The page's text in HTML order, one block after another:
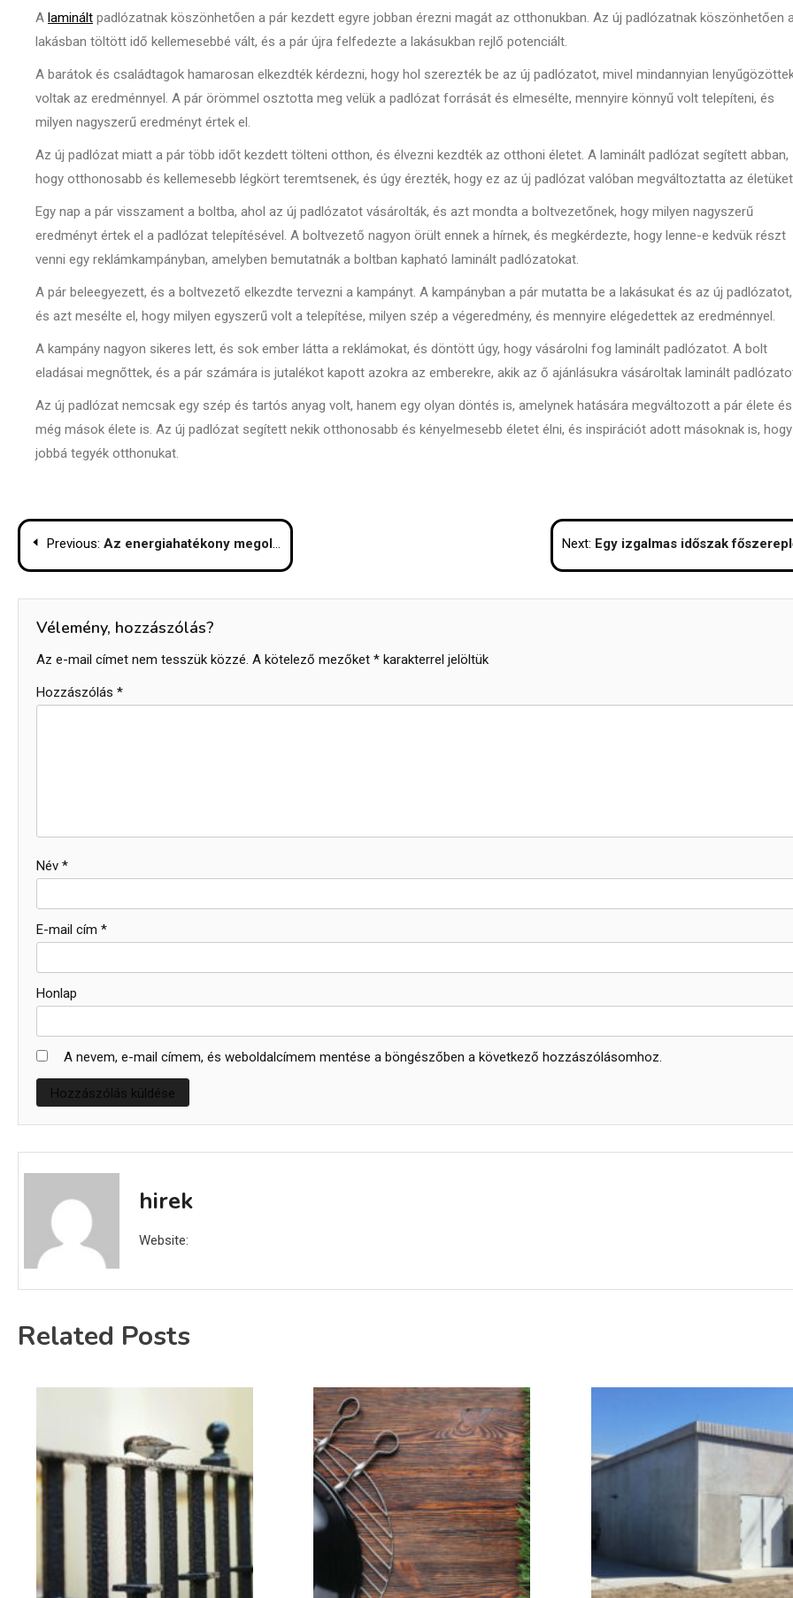
A laminált padlózatnak köszönhetően a pár kezdett egyre jobban érezni magát az otthonukban. Az új padlózatnak köszönhetően
lakásban töltött idő kellemesebbé vált, és a pár újra felfedezte a lakásukban rejlő potenciált.
A barátok és családtagok hamarosan elkezdték kérdezni, hogy hol szerezték be az új padlózatot, mivel mindannyian
voltak az eredménnyel. A pár örömmel osztotta meg velük a padlózat forrását és elmesélte, mennyire könnyű volt telepíteni, és
milyen nagyszerű eredményt értek el.
Az új padlózat miatt a pár több időt kezdett tölteni otthon, és élvezni kezdték az otthoni életet. A laminált padlózat segített abban,
hogy otthonosabb és kellemesebb légkört teremtsenek, és úgy érezték, hogy ez az új padlózat valóban megváltoztatta az
Egy nap a pár visszament a boltba, ahol az új padlózatot vásárolták, és azt mondta a boltvezetőnek, hogy milyen nagyszerű
eredményt értek el a padlózat telepítésével. A boltvezető nagyon örült ennek a hírnek, és megkérdezte, hogy lenne-e kedvük részt
venni egy reklámkampányban, amelyben bemutatnák a boltban kapható laminált padlózatokat.
A pár beleegyezett, és a boltvezető elkezdte tervezni a kampányt. A kampányban a pár mutatta be a lakásukat és az új padlózatot,
és azt mesélte el, hogy milyen egyszerű volt a telepítése, milyen szép a végeredmény, és mennyire elégedettek az eredménnyel.
A kampány nagyon sikeres lett, és sok ember látta a reklámokat, és döntött úgy, hogy vásárolni fog laminált padlózatot. A bolt
eladásai megnőttek, és a pár számára is jutalékot kapott azokra az emberekre, akik az ő ajánlásukra vásároltak laminált
Az új padlózat nemcsak egy szép és tartós anyag volt, hanem egy olyan döntés is, amelynek hatására megváltozott a pár élete és
még mások élete is. Az új padlózat segített nekik otthonosabb és kényelmesebb életet élni, és inspirációt adott másoknak is, hogy
jobbá tegyék otthonukat.
Bejegyzés
navigáció
Previous: Az energiahatékony megoldás, a műanyag ablak Next: Egy izgalmas időszak főszereplője, a
Vélemény, hozzászólás?
Az e-mail címet nem tesszük közzé. A kötelező mezőket * karakterrel jelöltük
Hozzászólás *
Név *
E-mail cím *
Honlap
A nevem, e-mail címem, és weboldalcímem mentése a böngészőben a következő hozzászólásomhoz.
hirek
Website:
Related Posts